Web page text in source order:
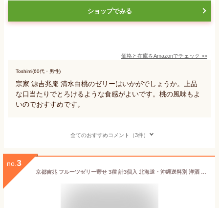
ショップでみる
価格と在庫をAmazonでチェック >>
Toshimi(60代・男性)
宗家 源吉兆庵 清水白桃のゼリーはいかがでしょうか。上品
な口当たりでとろけるような食感がよいです。桃の風味もよ
いのでおすすめです。
全てのおすすめコメント（3件）
no. 3
京都吉兆 フルーツゼリー寄せ 3種 計3個入 北海道・沖縄送料別 洋酒 黄桃 さくらんぼ オレンジ りんご フルーツ ゼリー 京都 老舗 果物 赤ワイン 大人 デザート